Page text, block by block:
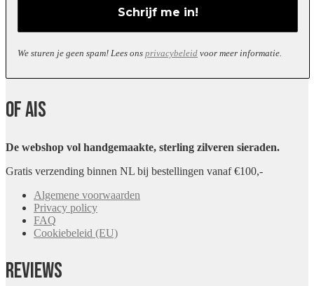
We sturen je geen spam! Lees ons privacybeleid voor meer informatie.
Of Ais
De webshop vol handgemaakte, sterling zilveren sieraden.
Gratis verzending binnen NL bij bestellingen vanaf €100,-
Algemene voorwaarden
Privacy policy
FAQ
Cookiebeleid (EU)
Reviews